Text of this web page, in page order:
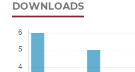
DOWNLOADS